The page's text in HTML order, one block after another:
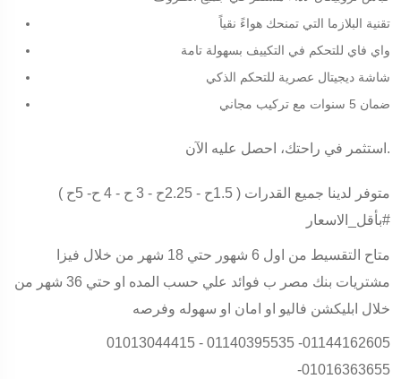
تقنية البلازما التي تمنحك هواءً نقياً
واي فاي للتحكم في التكييف بسهولة تامة
شاشة ديجيتال عصرية للتحكم الذكي
ضمان 5 سنوات مع تركيب مجاني
استثمر في راحتك، احصل عليه الآن.
متوفر لدينا جميع القدرات ( 1.5ح - 2.25ح - 3 ح - 4 ح- 5ح )
#بأقل_الاسعار
متاح التقسيط من اول 6 شهور حتي 18 شهر من خلال فيزا
مشتريات بنك مصر ب فوائد علي حسب المده او حتي 36 شهر من
خلال ابليكشن فاليو او امان او سهوله وفرصه
01013044415 - 01140395535 -01144162605
-01016363655